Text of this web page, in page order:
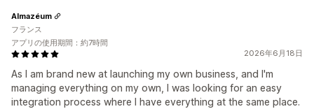
2026年6月18日
As I am brand new at launching my own business, and I'm
managing everything on my own, I was looking for an easy
integration process where I have everything at the same place.
Almazéum
フランス
アプリの使用期間：約7時間